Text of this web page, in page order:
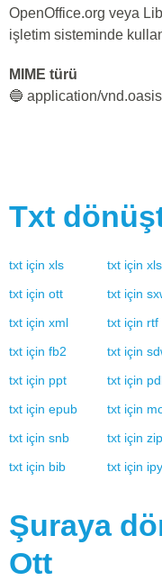
OpenOffice.org veya
işletim sisteminde
MIME türü
🔵 application/
Txt
txt için xls txt için
txt için ott txt için
txt için xml txt için rtf
txt için fb2 txt için
txt için ppt txt için
txt için epub txt için
txt için snb txt için zip
txt için bib txt için
Şuraya
Ott